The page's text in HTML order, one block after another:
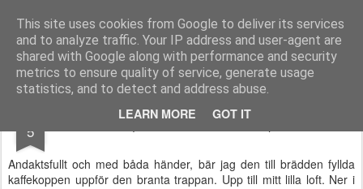
This site uses cookies from Google to deliver its services
and to analyze traffic. Your IP address and user-agent are
shared with Google along with performance and security
metrics to ensure quality of service, generate usage
statistics, and to detect and address abuse.
LEARN MORE GOT IT
kandochsmal.se
Start
5 (Hör du koltrasten?)
Andaktsfullt och med båda händer, bär jag den till brädden fyllda
kaffekoppen uppför den branta trappan. Upp till mitt lilla loft. Ner i